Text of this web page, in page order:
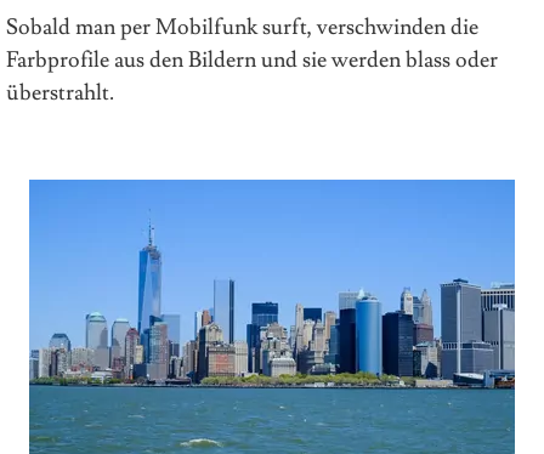
Sobald man per Mobilfunk surft, verschwinden die
Farbprofile aus den Bildern und sie werden blass oder
überstrahlt.